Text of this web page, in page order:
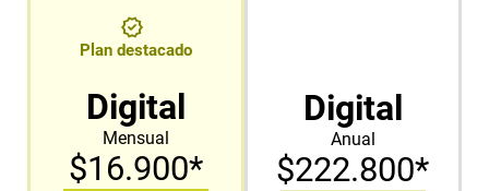
Plan destacado
Digital
Mensual
$16.900*
Digital
Anual
$222.800*